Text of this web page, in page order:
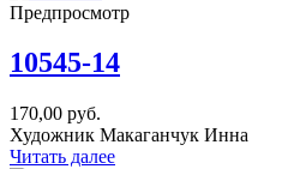
Предпросмотр
10545-14
170,00 руб.
Художник Макаганчук Инна
Читать далее